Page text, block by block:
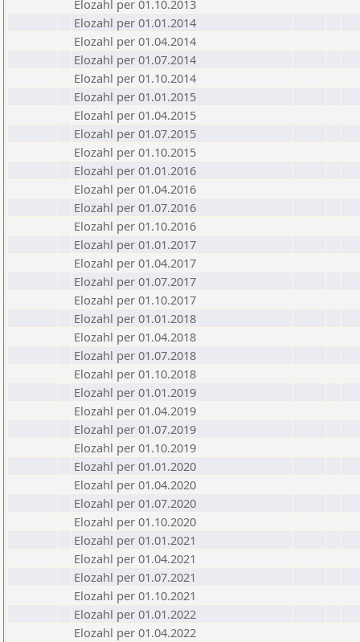
Elozahl per 01.10.2013
Elozahl per 01.01.2014
Elozahl per 01.04.2014
Elozahl per 01.07.2014
Elozahl per 01.10.2014
Elozahl per 01.01.2015
Elozahl per 01.04.2015
Elozahl per 01.07.2015
Elozahl per 01.10.2015
Elozahl per 01.01.2016
Elozahl per 01.04.2016
Elozahl per 01.07.2016
Elozahl per 01.10.2016
Elozahl per 01.01.2017
Elozahl per 01.04.2017
Elozahl per 01.07.2017
Elozahl per 01.10.2017
Elozahl per 01.01.2018
Elozahl per 01.04.2018
Elozahl per 01.07.2018
Elozahl per 01.10.2018
Elozahl per 01.01.2019
Elozahl per 01.04.2019
Elozahl per 01.07.2019
Elozahl per 01.10.2019
Elozahl per 01.01.2020
Elozahl per 01.04.2020
Elozahl per 01.07.2020
Elozahl per 01.10.2020
Elozahl per 01.01.2021
Elozahl per 01.04.2021
Elozahl per 01.07.2021
Elozahl per 01.10.2021
Elozahl per 01.01.2022
Elozahl per 01.04.2022